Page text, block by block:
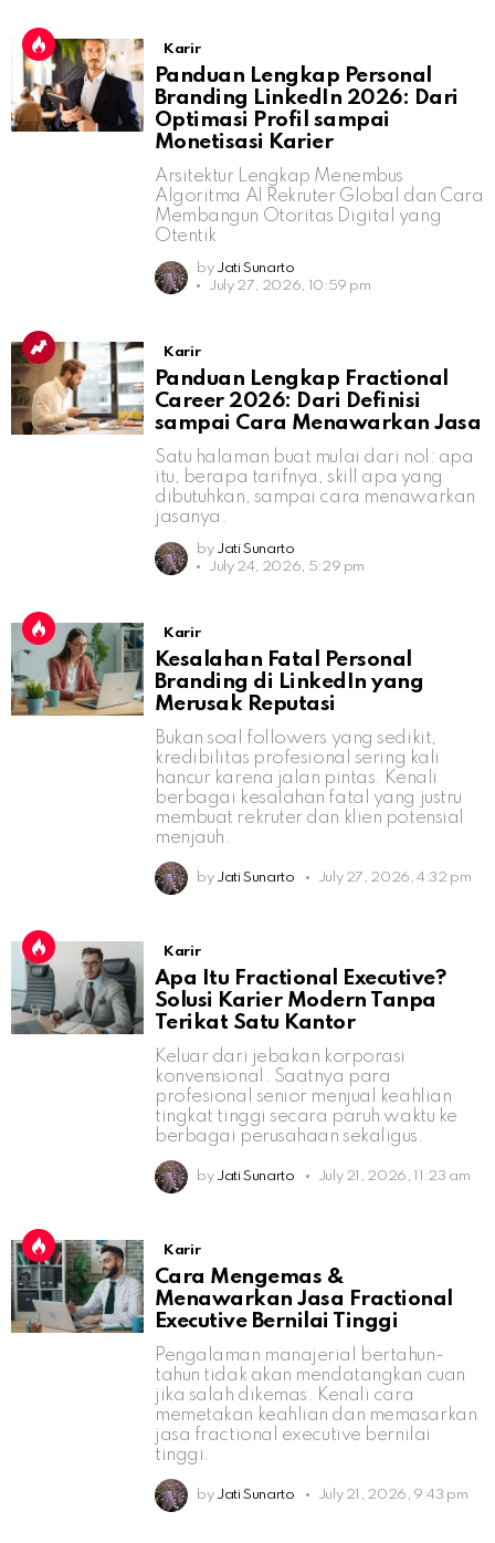
Karir
Panduan Lengkap Personal
Branding LinkedIn 2026: Dari
Optimasi Profil sampai
Monetisasi Karier
Arsitektur Lengkap Menembus
Algoritma AI Rekruter Global dan Cara
Membangun Otoritas Digital yang
Otentik
by Jati Sunarto
July 27, 2026, 10:59 pm
Karir
Panduan Lengkap Fractional
Career 2026: Dari Definisi
sampai Cara Menawarkan Jasa
Satu halaman buat mulai dari nol: apa
itu, berapa tarifnya, skill apa yang
dibutuhkan, sampai cara menawarkan
jasanya.
by Jati Sunarto
July 24, 2026, 5:29 pm
Karir
Kesalahan Fatal Personal
Branding di LinkedIn yang
Merusak Reputasi
Bukan soal followers yang sedikit,
kredibilitas profesional sering kali
hancur karena jalan pintas. Kenali
berbagai kesalahan fatal yang justru
membuat rekruter dan klien potensial
menjauh.
by Jati Sunarto July 27, 2026, 4:32 pm
Karir
Apa Itu Fractional Executive?
Solusi Karier Modern Tanpa
Terikat Satu Kantor
Keluar dari jebakan korporasi
konvensional. Saatnya para
profesional senior menjual keahlian
tingkat tinggi secara paruh waktu ke
berbagai perusahaan sekaligus.
by Jati Sunarto July 21, 2026, 11:23 am
Karir
Cara Mengemas &
Menawarkan Jasa Fractional
Executive Bernilai Tinggi
Pengalaman manajerial bertahun-
tahun tidak akan mendatangkan cuan
jika salah dikemas. Kenali cara
memetakan keahlian dan memasarkan
jasa fractional executive bernilai
tinggi.
by Jati Sunarto July 21, 2026, 9:43 pm